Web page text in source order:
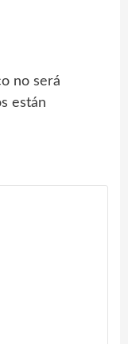
no será
están